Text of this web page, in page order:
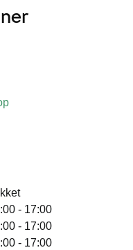
- 17:00
- 17:00
- 17:00